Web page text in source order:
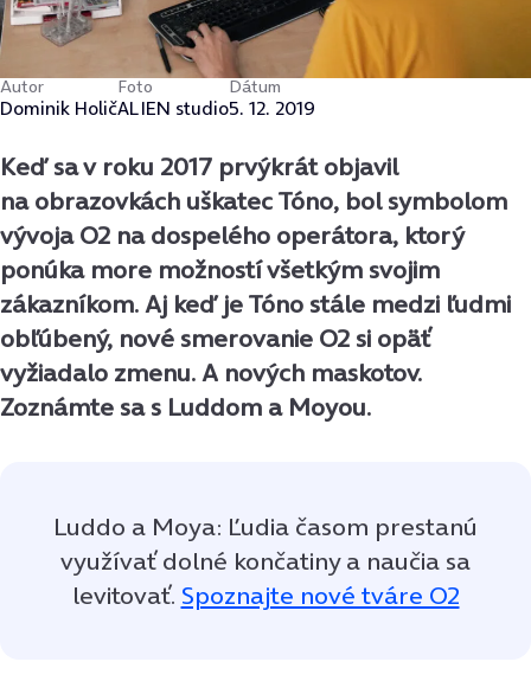
Autor
Dominik Holič
Foto
ALIEN studio
Dátum
5. 12. 2019
Keď sa v roku 2017 prvýkrát objavil
na obrazovkách uškatec Tóno, bol symbolom
vývoja O2 na dospelého operátora, ktorý
ponúka more možností všetkým svojim
zákazníkom. Aj keď je Tóno stále medzi ľudmi
obľúbený, nové smerovanie O2 si opäť
vyžiadalo zmenu. A nových maskotov.
Zoznámte sa s Luddom a Moyou.
Luddo a Moya: Ľudia časom prestanú
využívať dolné končatiny a naučia sa
levitovať. Spoznajte nové tváre O2